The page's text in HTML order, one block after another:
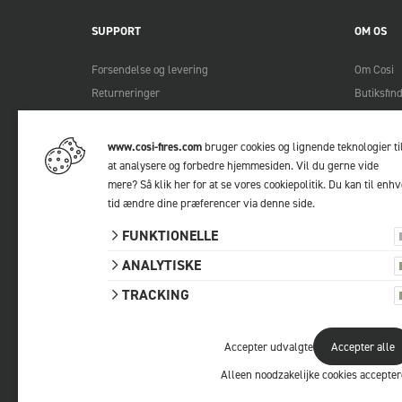
SUPPORT
Forsendelse og levering
Returneringer
FAQ
Kontakt
OM OS
Om Cosi
Lookbook
© 2026 Cosi Privacy statement
www.cosi-fires.combruger cookies og lignende teknologier til
at analysere og forbedre hjemmesiden. Vil du gerne vide
mere?Så klik her for at se vores cookiepolitik. Du kan til
tid ændre dine præferencer viadenne side.
FUNKTIONELLE
ANALYTISKE
TRACKING
Accepter udvalgte
Accepter alle
Alleen noodzakelijke cookies